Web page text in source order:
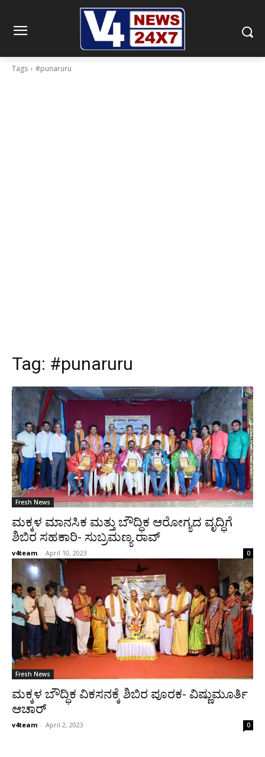
Tags #punaruru
Tag: #punaruru
Fresh News
ಮಕ್ಕಳ ಮಾನಸಿಕ ಮತ್ತು ಬೌದ್ಧಿಕ ಆರೋಗ್ಯದ ವೃದ್ಧಿಗೆ
ಶಿಬಿರ ಸಹಕಾರಿ- ಸುಬ್ರಮಣ್ಯ ರಾವ್
v4team - April 10, 2023 0
Fresh News
ಮಕ್ಕಳ ಬೌದ್ಧಿಕ ವಿಕಸನಕ್ಕೆ ಶಿಬಿರ ಪೂರಕ- ವಿಷ್ಣುಮೂರ್ತಿ
ಆಚಾರ್
v4team - April 2, 2023 0